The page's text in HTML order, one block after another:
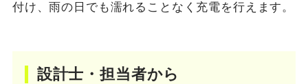
付け、雨の日でも濡れることなく充電を行えます。
設計士・担当者から